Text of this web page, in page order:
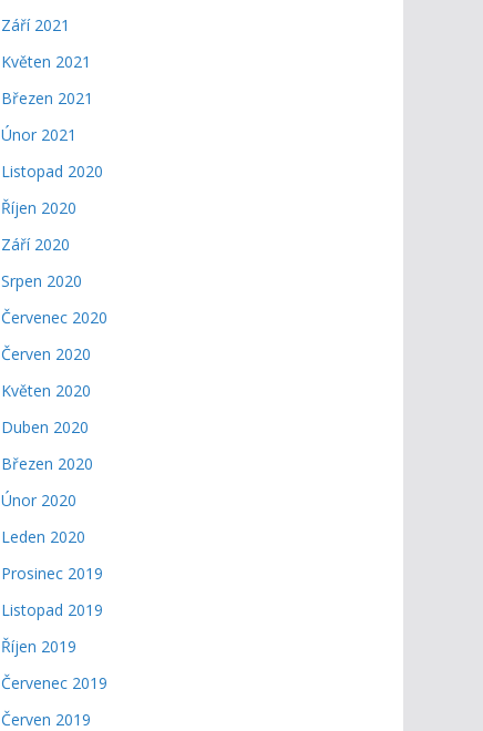
Září 2021
Květen 2021
Březen 2021
Únor 2021
Listopad 2020
Říjen 2020
Září 2020
Srpen 2020
Červenec 2020
Červen 2020
Květen 2020
Duben 2020
Březen 2020
Únor 2020
Leden 2020
Prosinec 2019
Listopad 2019
Říjen 2019
Červenec 2019
Červen 2019